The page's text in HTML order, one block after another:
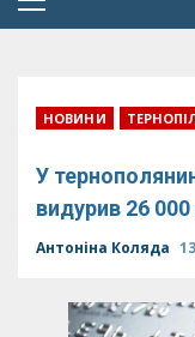
Primary
НОВИНИ
У
видурив 26 000
Антоніна Коляда